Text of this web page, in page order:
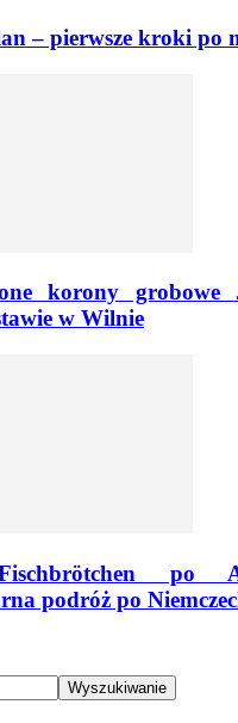
– pierwsze kroki po
korony grobowe
w Wilnie
po
podróż po